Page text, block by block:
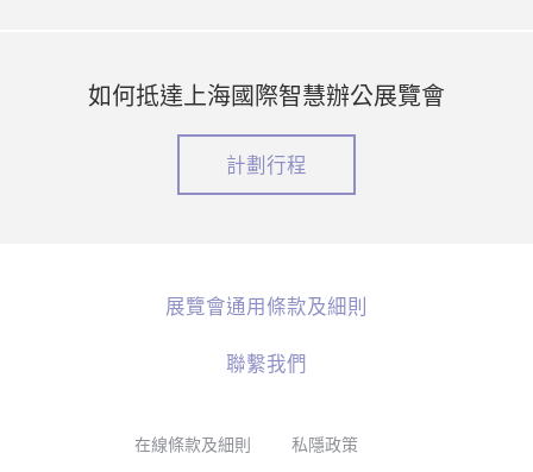
如何抵達上海國際智慧辦公展覽會
計劃行程
展覽會通用條款及細則
聯繫我們
在線條款及細則 私隱政策